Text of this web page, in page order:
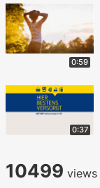
0:59
0:37
10499 views